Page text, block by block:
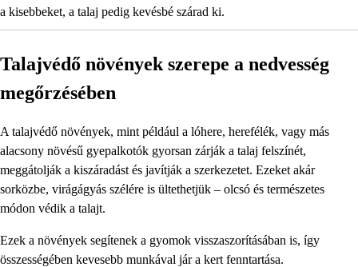
a kisebbeket, a talaj pedig kevésbé szárad ki.
Talajvédő növények szerepe a nedvesség
megőrzésében
A talajvédő növények, mint például a lóhere, herefélék, vagy más
alacsony növésű gyepalkotók gyorsan zárják a talaj felszínét,
meggátolják a kiszáradást és javítják a szerkezetet. Ezeket akár
sorközbe, virágágyás szélére is ültethetjük – olcsó és természetes
módon védik a talajt.
Ezek a növények segítenek a gyomok visszaszorításában is, így
összességében kevesebb munkával jár a kert fenntartása.